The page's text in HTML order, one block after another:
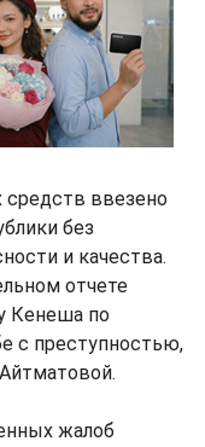
средств ввезено
без
и качества.
отчете
Кенеша по
с преступностью,
жалоб